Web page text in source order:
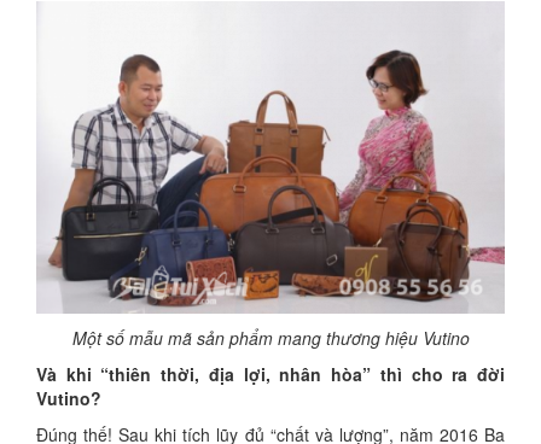
Một số mẫu mã sản phẩm mang thương hiệu Vutino
Và khi “thiên thời, địa lợi, nhân hòa” thì cho ra đời
Vutino?
Đúng thế! Sau khi tích lũy đủ “chất và lượng”, năm 2016 Ba